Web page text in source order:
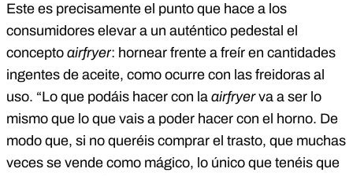
Este es precisamente el punto que hace a los
consumidores elevar a un auténtico pedestal el
concepto airfryer: hornear frente a freír en cantidades
ingentes de aceite, como ocurre con las freidoras al
uso. “Lo que podáis hacer con la airfryerva a ser lo
mismo que lo que vais a poder hacer con el horno. De
modo que, si no queréis comprar el trasto, que muchas
veces se vende como mágico, lo único que tenéis que